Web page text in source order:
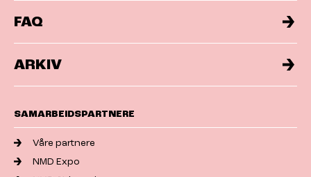
FAQ
ARKIV
SAMARBEIDSPARTNERE
Våre partnere
NMD Expo